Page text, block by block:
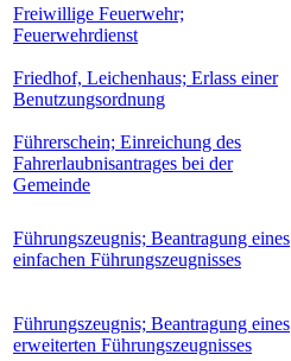
Freiwillige Feuerwehr;
Feuerwehrdienst
Friedhof, Leichenhaus; Erlass einer
Benutzungsordnung
Führerschein; Einreichung des
Fahrerlaubnisantrages bei der
Gemeinde
Führungszeugnis; Beantragung eines
einfachen Führungszeugnisses
Führungszeugnis; Beantragung eines
erweiterten Führungszeugnisses